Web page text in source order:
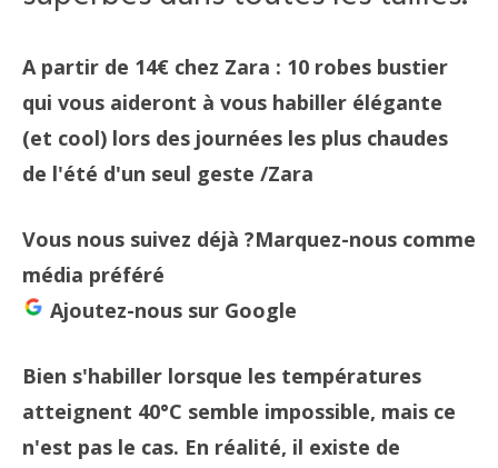
A partir de 14€ chez Zara : 10 robes bustier
qui vous aideront à vous habiller élégante
(et cool) lors des journées les plus chaudes
de l'été d'un seul geste /Zara
Vous nous suivez déjà ?Marquez-nous comme
média préféré
Ajoutez-nous sur Google
Bien s'habiller lorsque les températures
atteignent 40°C semble impossible, mais ce
n'est pas le cas. En réalité, il existe de